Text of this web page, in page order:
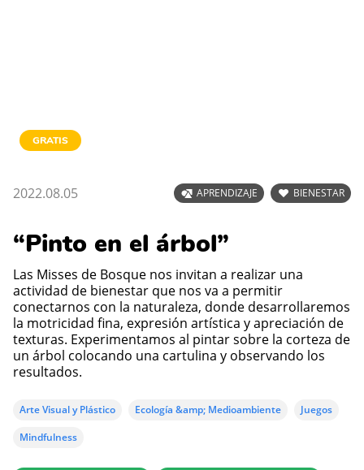
GRATIS
2022.08.05 APRENDIZAJE BIENESTAR
“Pinto en el árbol”
Las Misses de Bosque nos invitan a realizar una
actividad de bienestar que nos va a permitir
conectarnos con la naturaleza, donde desarrollaremos
la motricidad fina, expresión artística y apreciación de
texturas. Experimentamos al pintar sobre la corteza de
un árbol colocando una cartulina y observando los
resultados.
Arte Visual y Plástico Ecología &amp; Medioambiente
Juegos
Mindfulness